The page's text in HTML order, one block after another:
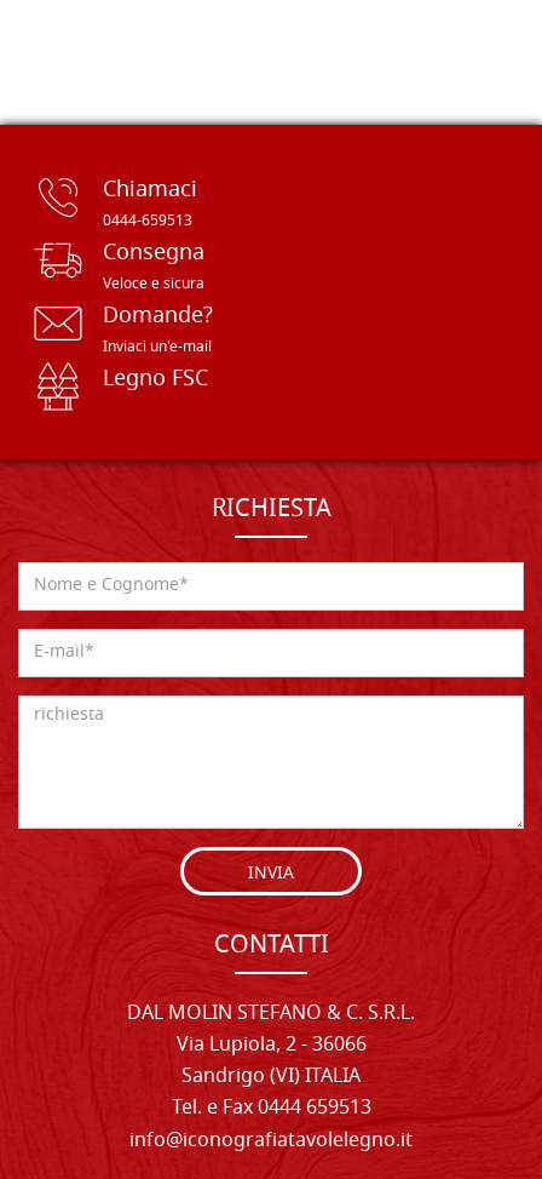
Chiamaci
0444-659513
Consegna
Veloce e sicura
Domande?
Inviaci un'e-mail
Legno FSC
RICHIESTA
INVIA
CONTATTI
DAL MOLIN STEFANO & C. S.R.L.
Via Lupiola, 2 - 36066
Sandrigo (VI) ITALIA
Tel. e Fax 0444 659513
info@iconografiatavolelegno.it